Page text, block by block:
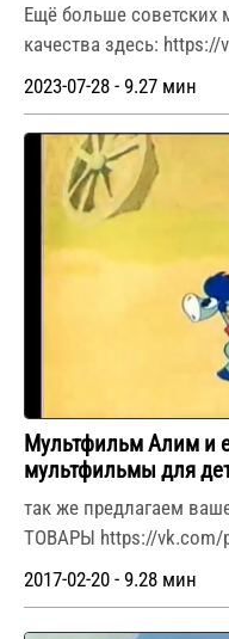
Ещё больше советских
качества здесь:
2023-07-28 - 9.27 мин
Мультфильм Алим и
мультфильмы для
так же предлагаем
ТОВАРЫ https://vk.com/
2017-02-20 - 9.28 мин